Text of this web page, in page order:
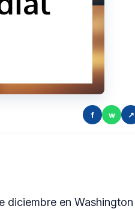
f w ↗
diciembre en Washington